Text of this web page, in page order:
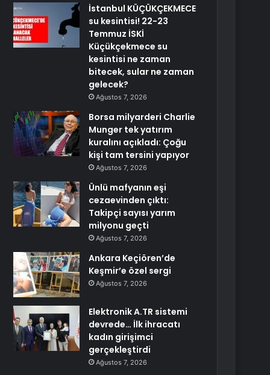
İstanbul KÜÇÜKÇEKMECE
su kesintisi! 22-23
Temmuz İSKİ
Küçükçekmece su
kesintisi ne zaman
bitecek, sular ne zaman
gelecek?
Ağustos 7, 2026
Borsa milyarderi Charlie
Munger tek yatırım
kuralını açıkladı: Çoğu
kişi tam tersini yapıyor
Ağustos 7, 2026
Ünlü mafyanın eşi
cezaevinden çıktı:
Takipçi sayısı yarım
milyonu geçti
Ağustos 7, 2026
Ankara Keçiören’de
Keşmir’e özel sergi
Ağustos 7, 2026
Elektronik A.TR sistemi
devrede… İlk ihracatı
kadın girişimci
gerçekleştirdi
Ağustos 7, 2026